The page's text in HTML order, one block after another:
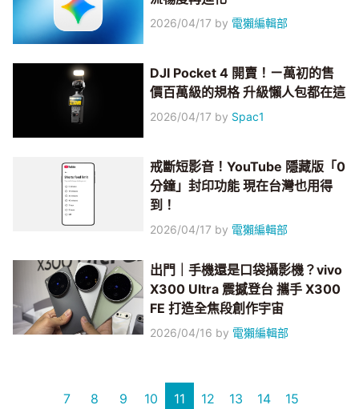
2026/04/17 by 電獺編輯部
DJI Pocket 4 開賣！ㄧ萬初的售
價百萬級的規格 升級懶人包都在這
2026/04/17 by Spac1
戒斷短影音！YouTube 隱藏版「0
分鐘」封印功能 現在台灣也用得
到！
2026/04/17 by 電獺編輯部
出門｜手機還是口袋攝影機？vivo
X300 Ultra 震撼登台 攜手 X300
FE 打造全焦段創作宇宙
2026/04/16 by 電獺編輯部
7 8 9 10 11 12 13 14 15